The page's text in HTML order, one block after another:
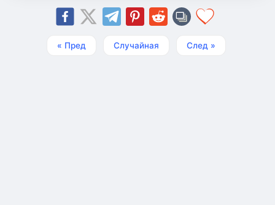
« Пред Случайная След »